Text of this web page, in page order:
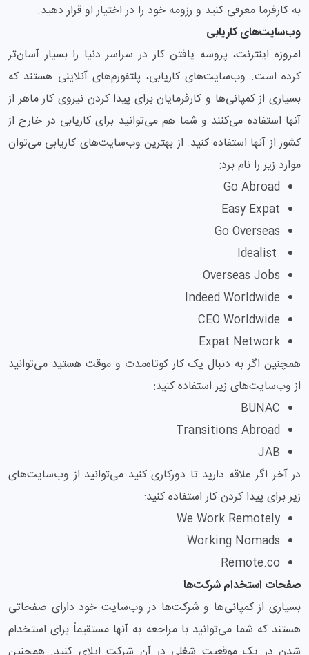
به کارفرما معرفی کنید و رزومه خود را در اختیار او قرار دهید.
وب‌سایت‌های کاریابی
امروزه اینترنت، پروسه یافتن کار در سراسر دنیا را بسیار آسان‌تر
کرده است. وب‌سایت‌های کاریابی، پلتفورم‌های آنلاینی هستند که
بسیاری از کمپانی‌ها و کارفرمایان برای پیدا کردن نیروی کار ماهر از
آنها استفاده می‌کنند و شما هم می‌توانید برای کاریابی در خارج از
کشور از آنها استفاده کنید. از بهترین وب‌سایت‌های کاریابی می‌توان
موارد زیر را نام برد:
Go Abroad
Easy Expat
Go Overseas
Overseas Jobs
Indeed Worldwide
CEO Worldwide
Expat Network
همچنین اگر به دنبال یک کار کوتاه‌مدت و موقت هستید می‌توانید
از وب‌سایت‌های زیر استفاده کنید:
BUNAC
Transitions Abroad
JAB
در آخر اگر علاقه دارید تا دورکاری کنید می‌توانید از وب‌سایت‌های
زیر برای پیدا کردن کار استفاده کنید:
We Work Remotely
Working Nomads
Remote.co
صفحات استخدام شرکت‌ها
بسیاری از کمپانی‌ها و شرکت‌ها در وب‌سایت خود دارای صفحاتی
هستند که شما می‌توانید با مراجعه به آنها مستقیماً برای استخدام